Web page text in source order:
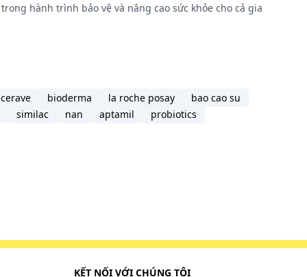
dày,
hành trình bảo vệ và nâng cao sức khỏe cho cả gia
cerave bioderma la roche posay
bao cao su
similac nan aptamil probiotics
KẾT NỐI VỚI CHÚNG TÔI